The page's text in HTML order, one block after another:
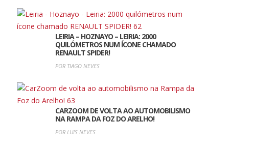
LEIRIA – HOZNAYO – LEIRIA: 2000
QUILÓMETROS NUM ÍCONE CHAMADO
RENAULT SPIDER!
POR TIAGO NEVES
CARZOOM DE VOLTA AO AUTOMOBILISMO
NA RAMPA DA FOZ DO ARELHO!
POR LUIS NEVES